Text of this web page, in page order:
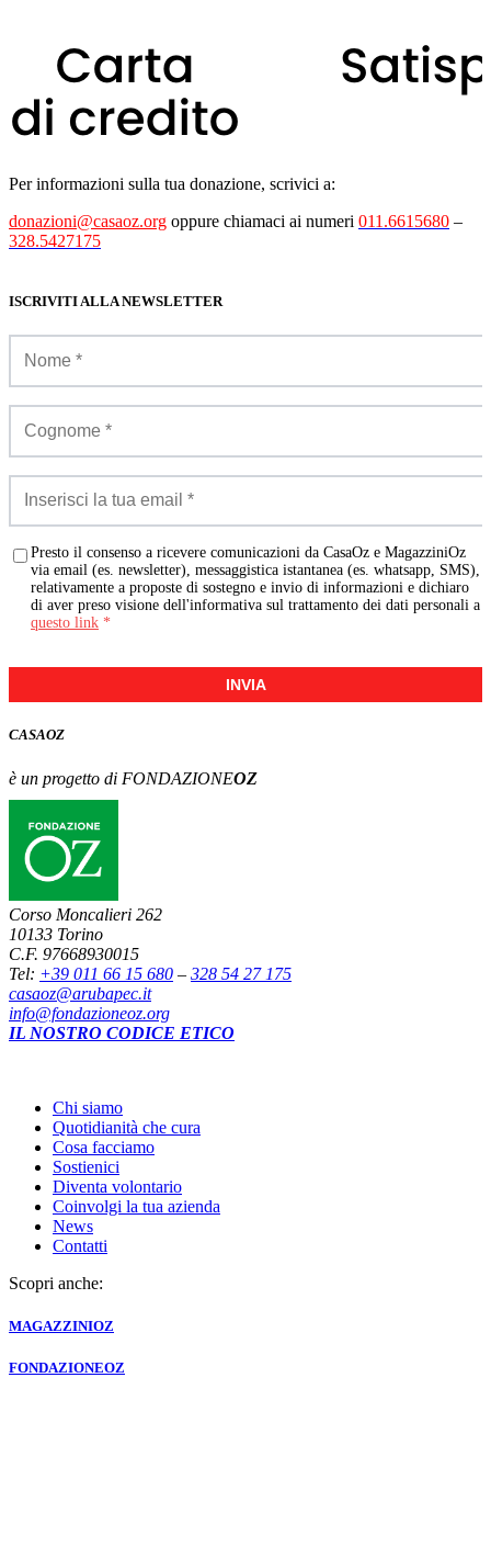
Per informazioni sulla tua donazione, scrivici a:
donazioni@casaoz.org oppure chiamaci ai numeri 011.6615680 –
328.5427175
ISCRIVITI ALLA NEWSLETTER
Presto il consenso a ricevere comunicazioni da CasaOz e MagazziniOz
via email (es. newsletter), messaggistica istantanea (es. whatsapp, SMS),
relativamente a proposte di sostegno e invio di informazioni e dichiaro
di aver preso visione dell'informativa sul trattamento dei dati personali a
questo link *
INVIA
CASAOZ
è un progetto di FONDAZIONEOZ
Corso Moncalieri 262
10133 Torino
C.F. 97668930015
Tel: +39 011 66 15 680 – 328 54 27 175
casaoz@arubapec.it
info@fondazioneoz.org
IL NOSTRO CODICE ETICO
Chi siamo
Quotidianità che cura
Cosa facciamo
Sostienici
Diventa volontario
Coinvolgi la tua azienda
News
Contatti
Scopri anche:
MAGAZZINIOZ
FONDAZIONEOZ